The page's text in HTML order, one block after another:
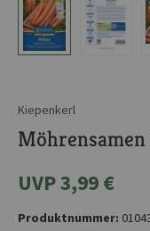
Kiepenkerl
UVP 3,99 €
Produktnummer: